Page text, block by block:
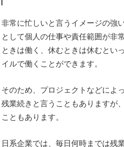
非常に忙しいと言うイメージの強
として個人の仕事や責任範囲が非
ときは働く、休むときは休むとい
イルで働くことができます。
そのため、プロジェクトなどによ
残業続きと言うこともありますが
こともあります。
日系企業では、毎日何時までは残